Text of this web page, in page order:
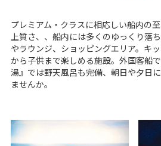
プレミアム・クラスに相応しい船内の
上質さ、、船内には多くのゆっくり落
やラウンジ、ショッピングエリア。キ
から子供まで楽しめる施設。外国客船
湯』では野天風呂も完備、朝日や夕日
ませんか。